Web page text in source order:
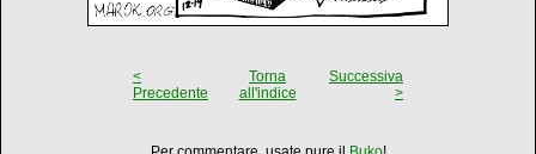
<
Precedente
Torna
all'indice
Successiva
>